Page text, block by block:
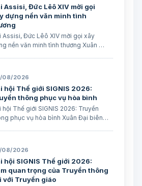
Assisi, Đức Lêô XIV mời gọi
dựng nền văn minh tình
Assisi, Đức Lêô XIV mời gọi xây
nền văn minh tình thương Xuân Đại
08/2026
hội Thế giới SIGNIS 2026:
thông phục vụ hòa bình
hội Thế giới SIGNIS 2026: Truyền
phục vụ hòa bình Xuân Đại biên
08/2026
hội SIGNIS Thế giới 2026:
quan trọng của Truyền thông
với Truyền giáo